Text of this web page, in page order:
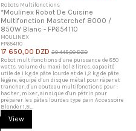
Robots Multifonctions
*Moulinex Robot De Cuisine
Multifonction Masterchef 8000 /
850W Blanc - FP654110
MOULINEX
FP654110
17 650,00 DZD 20 445,00 DZD
Robot multifonctions d'une puissance de 850
watts. Volume du maxi-bol 3 litres, capacité
utile de 1 kg de pâte lourde et de 1,2 kg de pâte
légère, équipé d’un disque métal pour râper et
trancher, d'un couteau multifonctions pour :
hacher, mixer, ainsi que d'un pétrin pour
préparer les pâtes lourdes type pain Accessoire
Blender 1,5L.
View